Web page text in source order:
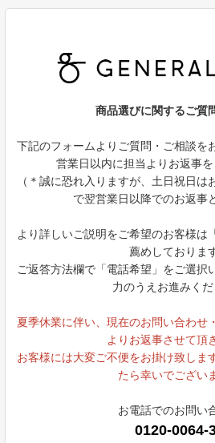
商品選びに関するご質
下記のフォームよりご質問・ご相談を
営業日以内に担当よりお返事を
（＊誠に恐れ入りますが、土日祝日
で翌営業日以降でのお返事
より詳しいご説明をご希望のお客様は
薦めしておりま
ご返答方法欄で「電話希望」をご選択
力のうえお進みくだ
夏季休業に伴い、現在のお問い合わせ
よりお返事させて頂
お客様には大変ご不便をお掛け致しま
たら幸いでござい
お電話でのお問い
0120-0064-